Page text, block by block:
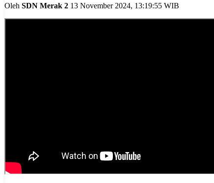
Oleh SDN Merak 2 13 November 2024, 13:19:55 WIB